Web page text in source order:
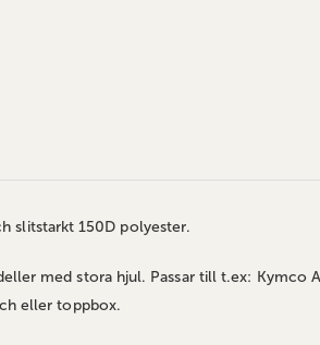
slitstarkt 150D polyester.
med stora hjul. Passar till t.ex:
eller toppbox.